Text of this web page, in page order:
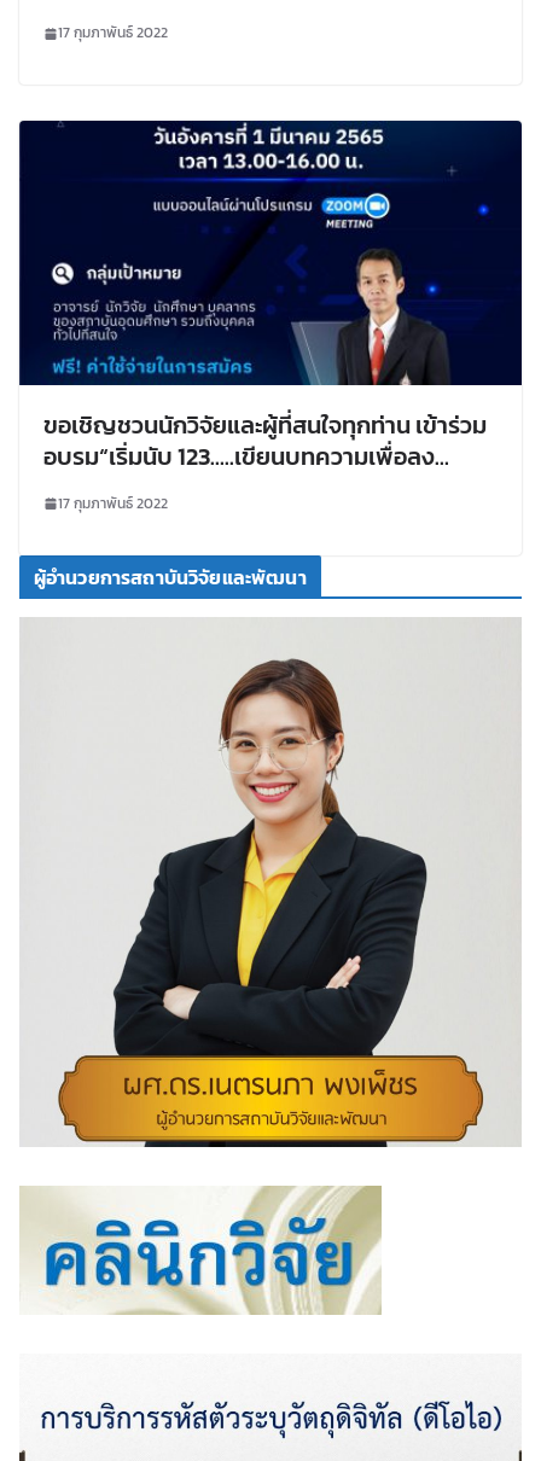
และการจัดการข่าวสารเพื่อขับเคลื่อนสังคมฐาน
ความรู้ สกสว. ในโครงการวิจัยการสื่อสารผลงาน
ฐานความรู้ เรื่อง “การสื่อสารเพื่อขยายผลและ
ส่งผ่านงานวิจัยสู่สาธารณะ: เครื่องมือ
พร้อม(ให้)ใช้”
17 กุมภาพันธ์ 2022
ขอเชิญชวนนักวิจัยและผู้ที่สนใจทุกท่าน เข้าร่วม
อบรม“เริ่มนับ 123…..เขียนบทความเพื่อลง
วารสารทำอย่างไร และวารสารระดับนานาชาติ
ฉบับไหนที่เหมาะสมกับ (นักวิจัยเชิงพื้นที่) เรา”
17 กุมภาพันธ์ 2022
ผู้อำนวยการสถาบันวิจัยและพัฒนา